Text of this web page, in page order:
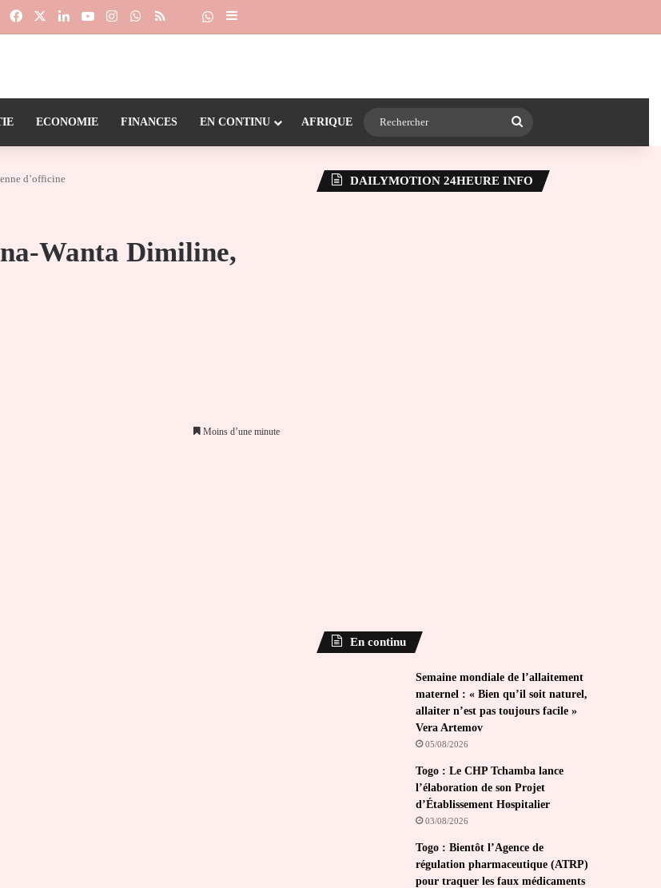
FacebookLinkedinYouTubeInstagramWhatsApp
RSS Dailymotion
Suivre la chaîne 24heureinfo sur WhatsApp
Sidebar (barre latérale)
ECONOMIE FINANCES EN CONTINU AFRIQUE
d’officine
Wanta Dimiline,
Moins d’une minute
DAILYMOTION 24HEURE INFO
En continu
Semaine mondiale de l’allaitement
maternel : « Bien qu’il soit naturel,
allaiter n’est pas toujours facile »
Vera Artemov
05/08/2026
Togo : Le CHP Tchamba lance
l’élaboration de son Projet
d’Établissement Hospitalier
03/08/2026
Togo : Bientôt l’Agence de
régulation pharmaceutique (ATRP)
pour traquer les faux médicaments